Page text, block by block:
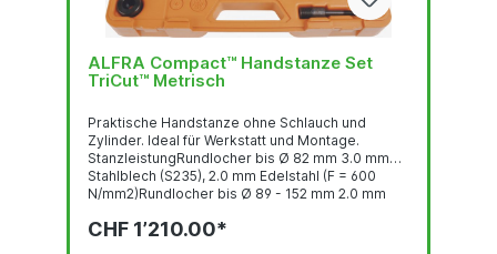
ALFRA Compact™ Handstanze Set
TriCut™ Metrisch
Praktische Handstanze ohne Schlauch und
Zylinder. Ideal für Werkstatt und Montage.
StanzleistungRundlocher bis Ø 82 mm 3.0 mm
Stahlblech (S235), 2.0 mm Edelstahl (F = 600
N/mm2)Rundlocher bis Ø 89 - 152 mm 2.0 mm
N/mm2)Quadratlocher bis 68 x 68 mm 3.0 mm
CHF 1’210.00*